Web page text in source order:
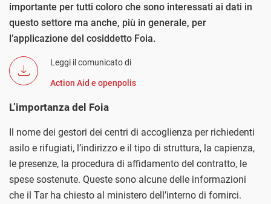
importante per tutti coloro che sono interessati ai dati in
questo settore ma anche, più in generale, per
l’applicazione del cosiddetto Foia.
Leggi il comunicato di
Action Aid e openpolis
L’importanza del Foia
Il nome dei gestori dei centri di accoglienza per richiedenti
asilo e rifugiati, l’indirizzo e il tipo di struttura, la capienza,
le presenze, la procedura di affidamento del contratto, le
spese sostenute. Queste sono alcune delle informazioni
che il Tar ha chiesto al ministero dell’interno di fornirci.